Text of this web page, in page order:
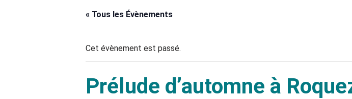
« Tous les Évènements
Cet évènement est passé.
Prélude d’automne à